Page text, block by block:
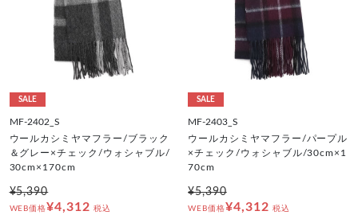
SALE
MF-2402_S
ウールカシミヤマフラー/ブラック
＆グレー×チェック/ウォシャブル/
30cm×170cm
¥5,390
WEB価格¥4,312 税込
SALE
MF-2403_S
ウールカシミヤマフラー/パープル
×チェック/ウォシャブル/30cm×1
70cm
¥5,390
WEB価格¥4,312 税込